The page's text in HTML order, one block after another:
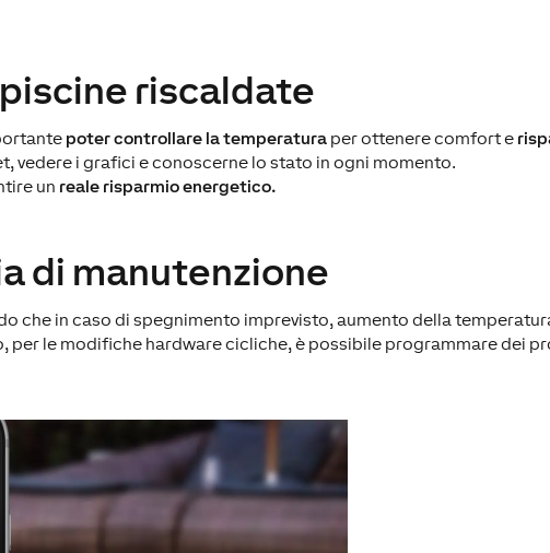
riscaldate
poter controllare la temperatura per ottenere comfort e
vedere i grafici e conoscerne lo stato in ogni momento.
un reale risparmio energetico.
di manutenzione
che in caso di spegnimento imprevisto, aumento della
per le modifiche hardware cicliche, è possibile programmare dei